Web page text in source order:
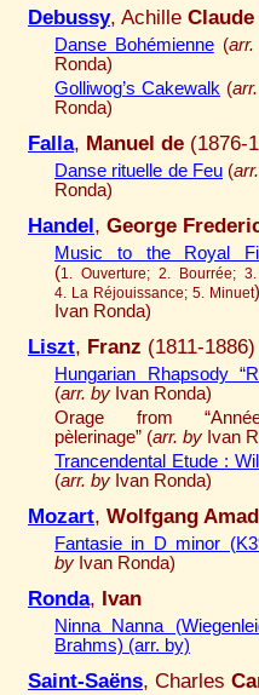
Debussy, Achille Claude
Danse Bohémienne (
Ronda)
Golliwog’s Cakewalk (
Ronda)
Falla, Manuel de (1876-
Danse rituelle de Feu (
Ronda)
Handel, George
Music to the Royal
(1. Ouverture; 2. Bourrée;
4. La Réjouissance; 5. Minuet)
Ivan Ronda)
Liszt, Franz (1811-1886)
Hungarian Rhapsody
(arr. by Ivan Ronda)
Orage from
pèlerinage” (arr. by Ivan
Trancendental Etude :
(arr. by Ivan Ronda)
Mozart, Wolfgang
Fantasie in D minor
by Ivan Ronda)
Ronda, Ivan
Ninna Nanna
Brahms) (arr. by)
Saint-Saëns, Charles